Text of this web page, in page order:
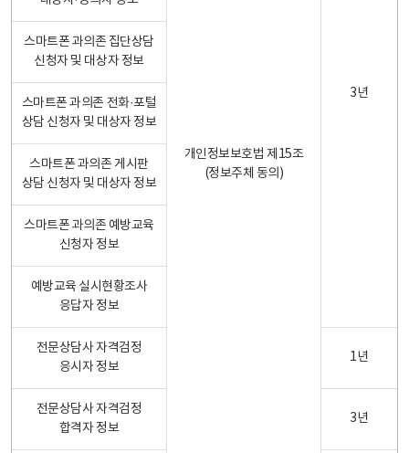
개인정보보호법 제15조
(정보주체 동의)
3년
스마트폰 과의존 집단상담
신청자 및 대상자 정보
스마트폰 과의존 전화·포털
상담 신청자 및 대상자 정보
스마트폰 과의존 게시판
상담 신청자 및 대상자 정보
스마트폰 과의존 예방교육
신청자 정보
예방교육 실시현황조사
응답자 정보
전문상담사 자격검정
응시자 정보
1년
전문상담사 자격검정
합격자 정보
3년